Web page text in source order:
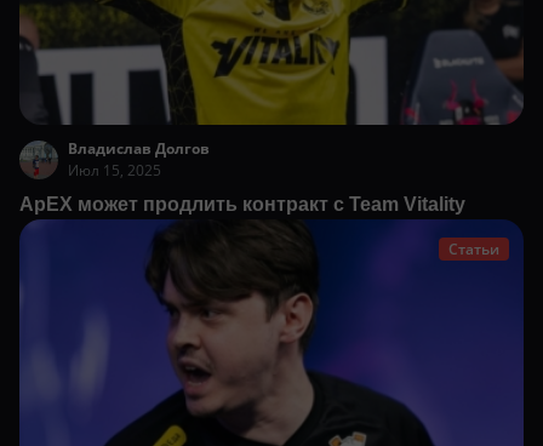
Владислав Долгов
Июл 15, 2025
ApEX может продлить контракт с Team Vitality
Статьи